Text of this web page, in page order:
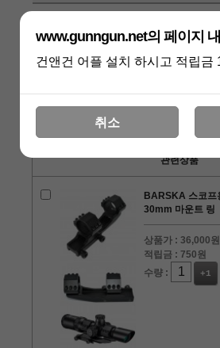
장바구니
관련상품
BARSKA 스코프
30mm 마운트 링
상품가 :36,000원
적립금 :750원
수량 :
+1
www.gunngun.net의 페이지
건앤건 어플 설치 하시고 적립금
취소